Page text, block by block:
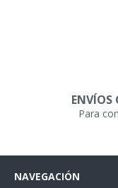
ENVÍOS
Para
NAVEGACIÓN